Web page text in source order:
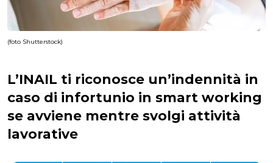
(foto Shutterstock)
L’INAIL ti riconosce un’indennità in
caso di infortunio in smart working
se avviene mentre svolgi attività
lavorative